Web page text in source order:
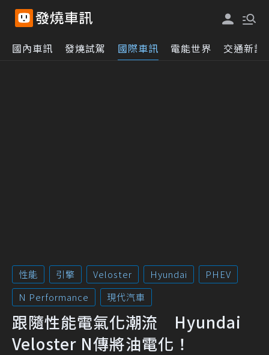
國內車訊 發燒試駕 國際車訊 電能世界 交通新訊
性能 引擎 Veloster Hyundai
PHEV
N Performance
現代汽車
跟隨性能電氣化潮流 Hyundai
Veloster N傳將油電化！